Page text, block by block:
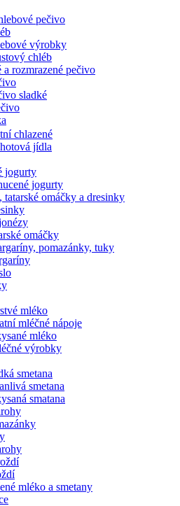
pečivo
výrobky
chléb
a rozmrazené pečivo
sladké
chlazené
jídla
jogurty
jogurty
tatarské omáčky a dresinky
omáčky
pomazánky, tuky
mléko
mléčné nápoje
mléko
výrobky
smetana
smetana
smatana
mléko a smetany